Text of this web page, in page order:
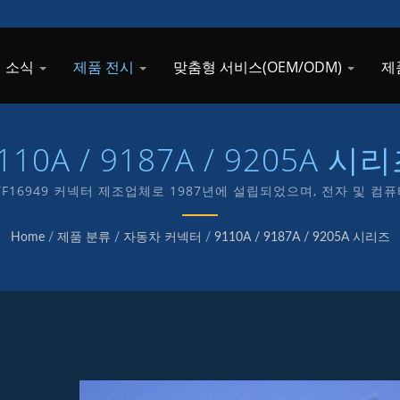
소식 제품 전시 맞춤형 서비스(OEM/ODM) 제
/ 9187A / 9205A 시리
커넥터 제조업체로 1987년에 설립되었으며, 전자 및 컴
를 전념하고 있습니다.
Home / 제품 분류 / 자동차 커넥터 / 9110A / 9187A / 9205A 시리즈